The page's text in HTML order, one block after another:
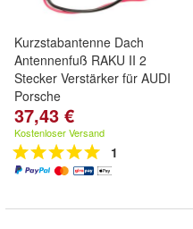
Kurzstabantenne Dach
Antennenfuß RAKU II 2
Stecker Verstärker für AUDI
Porsche
37,43 €
Kostenloser Versand
1